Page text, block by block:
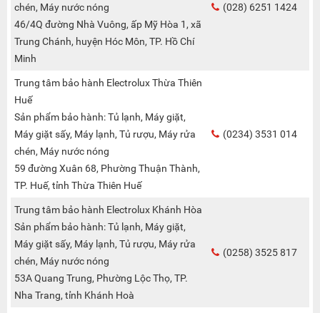
chén, Máy nước nóng
46/4Q đường Nhà Vuông, ấp Mỹ Hòa 1, xã
Trung Chánh, huyện Hóc Môn, TP. Hồ Chí
Minh
(028) 6251 1424
Trung tâm bảo hành Electrolux Thừa Thiên
Huế
Sản phẩm bảo hành: Tủ lạnh, Máy giặt,
Máy giặt sấy, Máy lạnh, Tủ rượu, Máy rửa
chén, Máy nước nóng
59 đường Xuân 68, Phường Thuận Thành,
TP. Huế, tỉnh Thừa Thiên Huế
(0234) 3531 014
Trung tâm bảo hành Electrolux Khánh Hòa
Sản phẩm bảo hành: Tủ lạnh, Máy giặt,
Máy giặt sấy, Máy lạnh, Tủ rượu, Máy rửa
chén, Máy nước nóng
53A Quang Trung, Phường Lộc Thọ, TP.
Nha Trang, tỉnh Khánh Hoà
(0258) 3525 817